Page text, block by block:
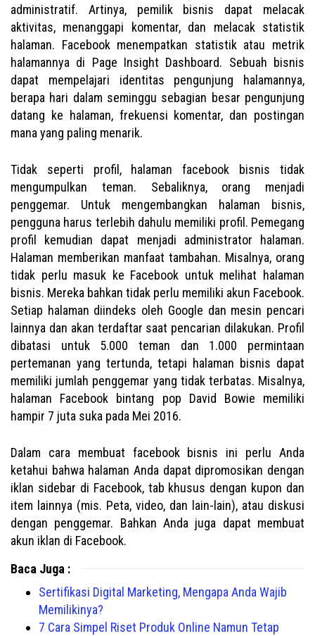
administratif. Artinya, pemilik bisnis dapat melacak
aktivitas, menanggapi komentar, dan melacak statistik
halaman. Facebook menempatkan statistik atau metrik
halamannya di Page Insight Dashboard. Sebuah bisnis
dapat mempelajari identitas pengunjung halamannya,
berapa hari dalam seminggu sebagian besar pengunjung
datang ke halaman, frekuensi komentar, dan postingan
mana yang paling menarik.
Tidak seperti profil, halaman facebook bisnis tidak
mengumpulkan teman. Sebaliknya, orang menjadi
penggemar. Untuk mengembangkan halaman bisnis,
pengguna harus terlebih dahulu memiliki profil. Pemegang
profil kemudian dapat menjadi administrator halaman.
Halaman memberikan manfaat tambahan. Misalnya, orang
tidak perlu masuk ke Facebook untuk melihat halaman
bisnis. Mereka bahkan tidak perlu memiliki akun Facebook.
Setiap halaman diindeks oleh Google dan mesin pencari
lainnya dan akan terdaftar saat pencarian dilakukan. Profil
dibatasi untuk 5.000 teman dan 1.000 permintaan
pertemanan yang tertunda, tetapi halaman bisnis dapat
memiliki jumlah penggemar yang tidak terbatas. Misalnya,
halaman Facebook bintang pop David Bowie memiliki
hampir 7 juta suka pada Mei 2016.
Dalam cara membuat facebook bisnis ini perlu Anda
ketahui bahwa halaman Anda dapat dipromosikan dengan
iklan sidebar di Facebook, tab khusus dengan kupon dan
item lainnya (mis. Peta, video, dan lain-lain), atau diskusi
dengan penggemar. Bahkan Anda juga dapat membuat
akun iklan di Facebook.
Baca Juga :
Sertifikasi Digital Marketing, Mengapa Anda Wajib
Memilikinya?
7 Cara Simpel Riset Produk Online Namun Tetap